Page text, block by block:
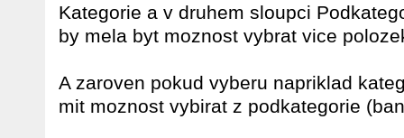
Kategorie a v druhem sloupci
by mela byt moznost vybrat vice
A zaroven pokud vyberu napriklad
mit moznost vybirat z podkategorie